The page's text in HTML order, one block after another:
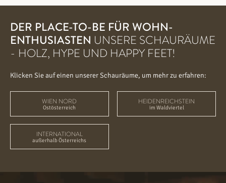
DER PLACE-TO-BE FÜR WOHN-
ENTHUSIASTEN UNSERE SCHAURÄUME
- HOLZ, HYPE UND HAPPY FEET!
Klicken Sie auf einen unserer Schauräume, um mehr zu erfahren:
WIEN NORD
Ostösterreich
HEIDENREICHSTEIN
im Waldviertel
INTERNATIONAL
außerhalb Österreichs